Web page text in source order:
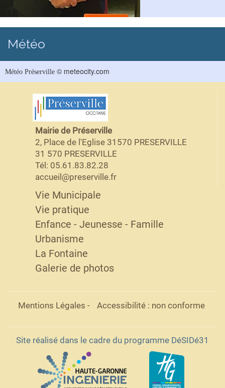
Météo
Météo Préserville © meteocity.com
Mairie de Préserville
2, Place de l'Eglise 31570 PRESERVILLE
31 570 PRESERVILLE
Tél: 05.61.83.82.28
accueil@preserville.fr
Vie Municipale
Vie pratique
Enfance - Jeunesse - Famille
Urbanisme
La Fontaine
Galerie de photos
Mentions Légales - Accessibilité : non conforme
Site réalisé dans le cadre du programme DéSIDé31